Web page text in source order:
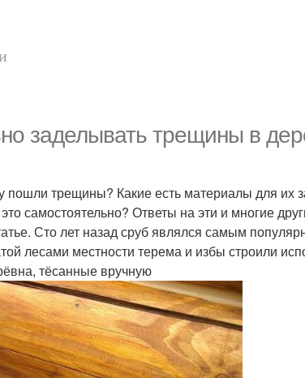
заделывать трещины в
пошли трещины? Какие есть материалы для их
самостоятельно? Ответы на эти и многие
Сто лет назад сруб являлся самым
лесами местности терема и избы строили
тёсанные вручную